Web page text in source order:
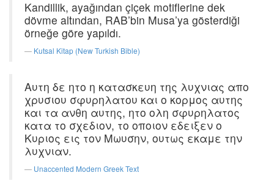
Kandillik, ayağından çiçek motiflerine dek
dövme altından, RAB’bin Musa’ya gösterdiği
örneğe göre yapıldı.
Kutsal Kitap (New Turkish Bible)
Αυτη δε ητο η κατασκευη της λυχνιας απο
χρυσιου σφυρηλατου και ο κορμος αυτης
και τα ανθη αυτης, ητο ολη σφυρηλατος
κατα το σχεδιον, το οποιον εδειξεν ο
Κυριος εις τον Μωυσην, ουτως εκαμε την
λυχνιαν.
Unaccented Modern Greek Text